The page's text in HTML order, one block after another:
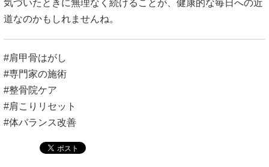
気づいたときに無理なく続けることが、健康的な毎日への近
道なのかもしれませんね。
#肩甲骨はがし
#専門家の施術
#整骨院ケア
#肩こりリセット
#体バランス改善